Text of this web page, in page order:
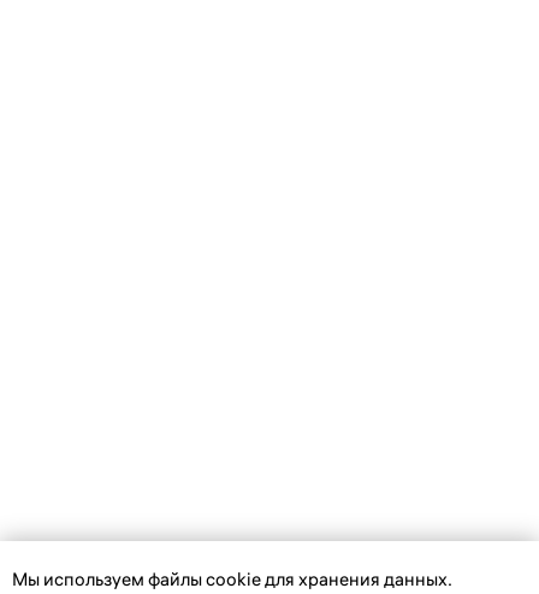
Мы используем файлы сookie для хранения данных.